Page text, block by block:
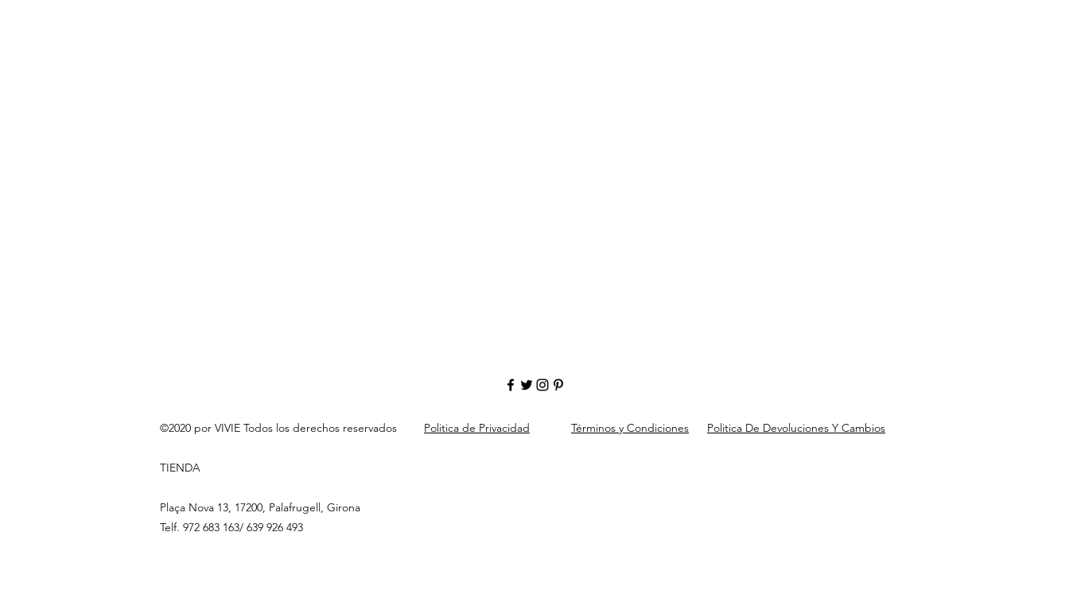
©2020 por VIVIE Todos los derechos reservados
TIENDA
Plaça Nova 13, 17200, Palafrugell, Girona
Telf. 972 683 163/ 639 926 493
Politica de Privacidad Términos y Condiciones Politica De Devoluciones Y Cambios